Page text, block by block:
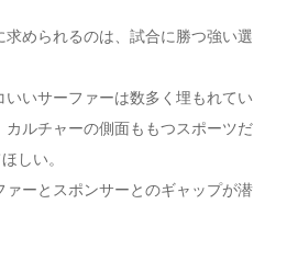
められるのは、試合に勝つ強い選
いいサーファーは数多く埋もれてい
カルチャーの側面ももつスポーツだ
しい。
ァーとスポンサーとのギャップが潜